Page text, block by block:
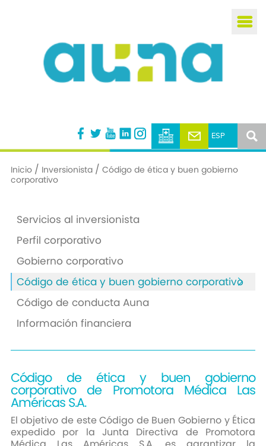
Inicio/ Inversionista/ Código de ética y buen gobierno
corporativo
Servicios al inversionista
Perfil corporativo
Gobierno corporativo
Código de ética y buen gobierno corporativo
Código de conducta Auna
Información financiera
Código de ética y buen gobierno
corporativo de Promotora Médica Las
Américas S.A.
El objetivo de este Código de Buen Gobierno y Ética
expedido por la Junta Directiva de Promotora